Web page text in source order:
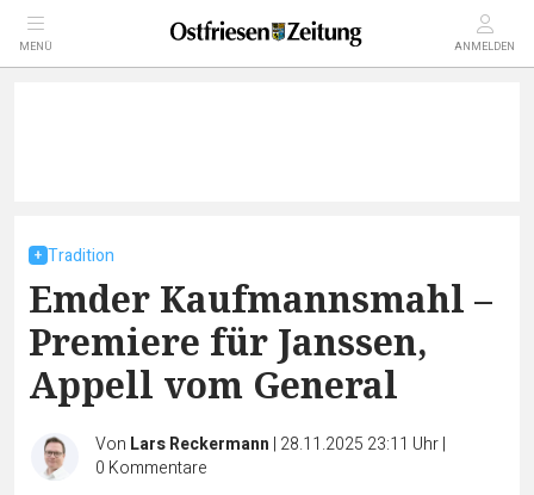
MENÜ ANMELDEN
Tradition
Emder Kaufmannsmahl –
Premiere für Janssen,
Appell vom General
Von Lars Reckermann | 28.11.2025 23:11 Uhr|
0 Kommentare